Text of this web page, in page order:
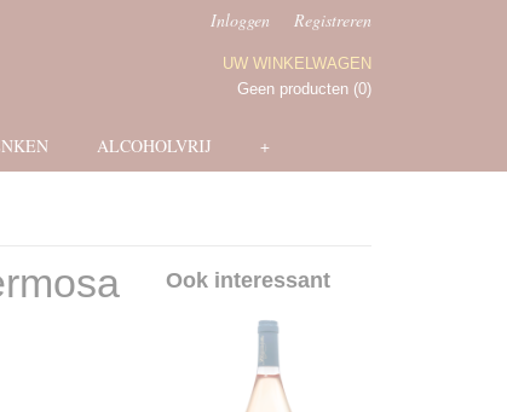
Inloggen Registreren
UW WINKELWAGEN
Geen producten (0)
ALCOHOLVRIJ +
Ook interessant